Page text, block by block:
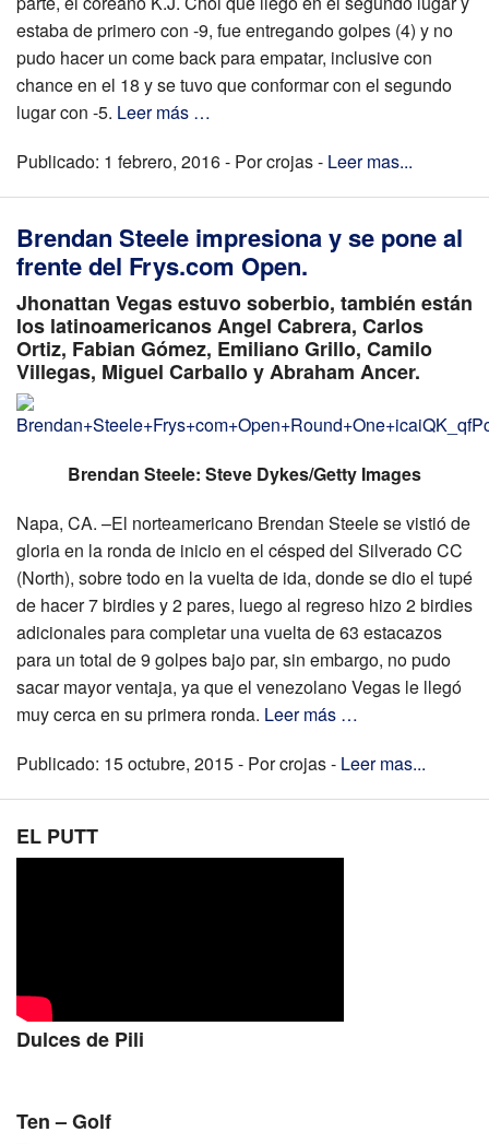
estaba de primero con -9, fue entregando golpes (4) y no
pudo hacer un come back para empatar, inclusive con
chance en el 18 y se tuvo que conformar con el segundo
lugar con -5. Leer más …
Publicado: 1 febrero, 2016 - Por crojas - Leer mas...
Brendan Steele impresiona y se pone al
frente del Frys.com Open.
Jhonattan Vegas estuvo soberbio, también están
los latinoamericanos Angel Cabrera, Carlos
Ortiz, Fabian Gómez, Emiliano Grillo, Camilo
Villegas, Miguel Carballo y Abraham Ancer.
Brendan Steele: Steve Dykes/Getty Images
Napa, CA. –El norteamericano Brendan Steele se vistió de
gloria en la ronda de inicio en el césped del Silverado CC
(North), sobre todo en la vuelta de ida, donde se dio el tupé
de hacer 7 birdies y 2 pares, luego al regreso hizo 2 birdies
adicionales para completar una vuelta de 63 estacazos
para un total de 9 golpes bajo par, sin embargo, no pudo
sacar mayor ventaja, ya que el venezolano Vegas le llegó
muy cerca en su primera ronda. Leer más …
Publicado: 15 octubre, 2015 - Por crojas - Leer mas...
EL PUTT
Dulces de Pili
Ten – Golf